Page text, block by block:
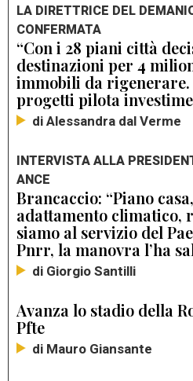
LA DIRETTRICE DEL
CONFERMATA
“Con i 28 piani città
destinazioni per 4
immobili da
progetti pilota
di Alessandra dal Verme
INTERVISTA ALLA
ANCE
Brancaccio: “Piano
adattamento climatico,
siamo al servizio del
Pnrr, la manovra l’ha
di Giorgio Santilli
Avanza lo stadio della
Pfte
di Mauro Giansante